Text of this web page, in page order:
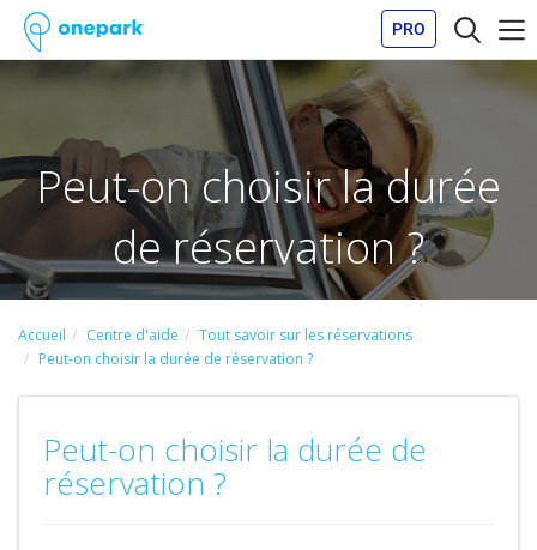
PRO
Peut-on choisir la durée
de réservation ?
Accueil Centre d'aide
Tout savoir sur les réservations
Peut-on choisir la durée de réservation ?
Peut-on choisir la durée de
réservation ?